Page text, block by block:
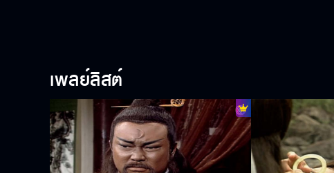
อีกสกุลนึง เมื่อเอาผิดอะไรไม่ได้ ท่านเปาก็ปล่อยตัวไป แต่ก็เดาว่านางนอกจา
พบคือ ที่ด้ามกระบี่สลักคำว่า ชั่วฟ้าดินสลาย ไว้ นายอำเภอหวง จนปัญญา
เคยช่วยชีวิตตัวจริงไว้ แล้วตัวจริงก็เป็นฝ่ายยกคู่หมั้นให้เอง ทำไมยังมาตาม
ต๊ะ ผ่านมาช่วยไว้ เขาจึงยกของหมั้นให้ รวมทั้งรับปากว่าจะไม่ตามมาทวงคู่ห
สาวหวังต๊ะ มาจนพบนาง นางเป่าขลุ่ยเพลงลีลาดอกเหมยให้เขาฟัง แล้วย้อน
ทำให้ท่านเปานึกขึ้นได้ว่าเมื่อ 20 ปีที่แล้ว มีมือปราบคนหนึ่งชื่อหวังคุณ ภรรยา
เพลย์ลิสต์